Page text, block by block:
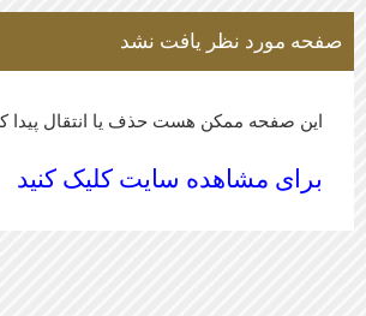
صفحه مورد نظر یافت نشد
این صفحه ممکن هست حذف یا انتقال پیدا
برای مشاهده سایت کلیک کنید